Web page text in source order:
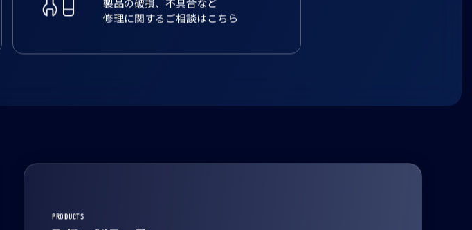
製品の破損、不具合など
修理に関するご相談はこちら
PRODUCTS